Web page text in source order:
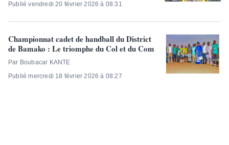
Publié vendredi 20 février 2026 à 08:31
Championnat cadet de handball du District
de Bamako : Le triomphe du Col et du Com
Par Boubacar KANTE
Publié mercredi 18 février 2026 à 08:27